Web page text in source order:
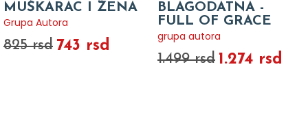
MUŠKARAC I ŽENA
Grupa Autora
825 rsd 743 rsd
BLAGODATNA -
FULL OF GRACE
grupa autora
1.499 rsd 1.274 rsd